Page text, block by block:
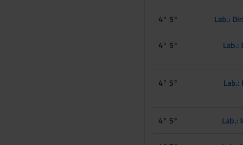
4° 5° Lab.:
4° 5°
Lab.:
4° 5°
4° 5° Lab.: